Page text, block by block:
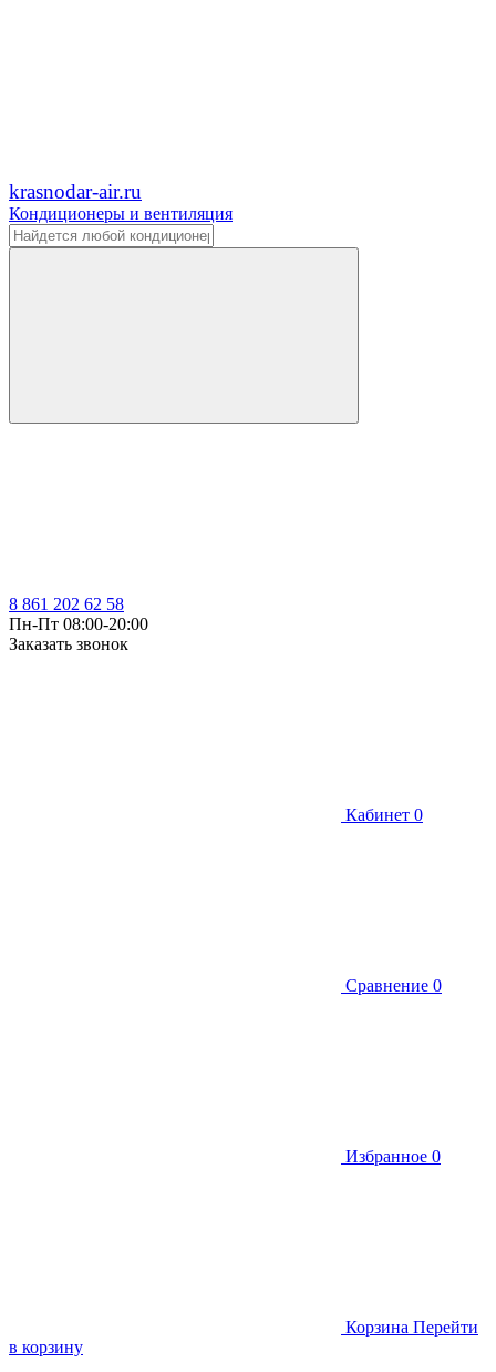
krasnodar-air.ru
Кондиционеры и вентиляция
8 861 202 62 58
Пн-Пт 08:00-20:00
Заказать звонок
Кабинет 0
Сравнение 0
Избранное 0
Корзина Перейти
в корзину